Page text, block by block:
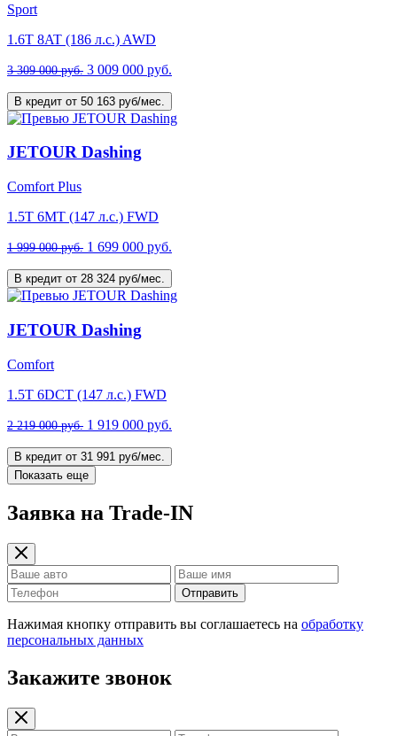
Sport
1.6T 8AT (186 л.с.) AWD
3 309 000 руб. 3 009 000 руб.
В кредит от 50 163 руб/мес.
JETOUR Dashing
Comfort Plus
1.5T 6МТ (147 л.с.) FWD
1 999 000 руб. 1 699 000 руб.
В кредит от 28 324 руб/мес.
JETOUR Dashing
Comfort
1.5T 6DCT (147 л.с.) FWD
2 219 000 руб. 1 919 000 руб.
В кредит от 31 991 руб/мес.
Показать еще
Заявка на Trade-IN
Отправить
Нажимая кнопку отправить вы соглашаетесь на обработку
персональных данных
Закажите звонок